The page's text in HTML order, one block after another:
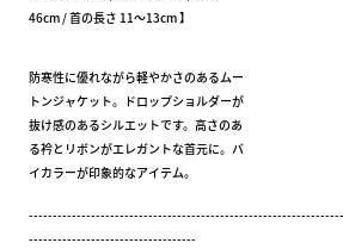
46cm / 首の長さ 11～13cm 】
防寒性に優れながら軽やかさのあるムー
トンジャケット。ドロップショルダーが
抜け感のあるシルエットです。高さのあ
る衿とリボンがエレガントな首元に。バ
イカラーが印象的なアイテム。
-----------------------------------